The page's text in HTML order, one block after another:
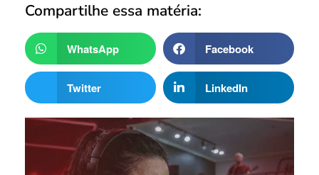
Compartilhe essa matéria:
WhatsApp Facebook
Twitter LinkedIn